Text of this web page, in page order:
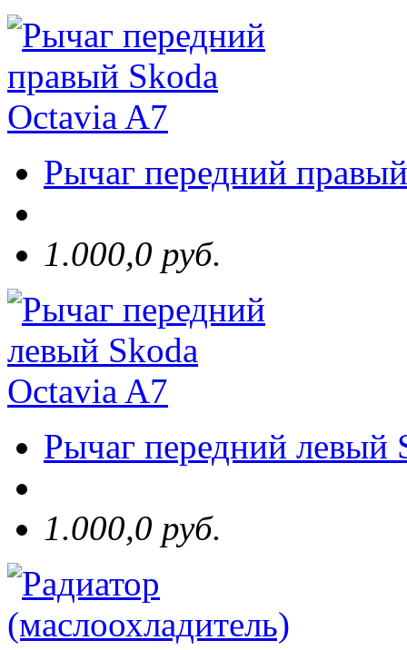
Рычаг передний
1.000,0 руб.
Рычаг передний левый
1.000,0 руб.